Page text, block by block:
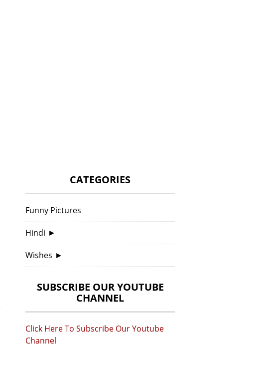
CATEGORIES
Funny Pictures
Hindi ►
Wishes ►
SUBSCRIBE OUR YOUTUBE
CHANNEL
Click Here To Subscribe Our Youtube
Channel